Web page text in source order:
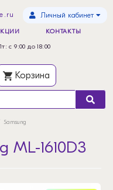
Личный кабинет
КОНТАКТЫ
с 9:00 до 18:00
Корзина
Samsung
ML-1610D3